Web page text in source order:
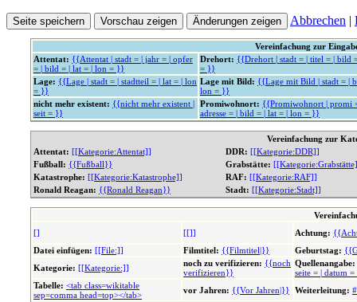
Abbrechen |
Vereinfachung zur
Attentat: {{Attentat | stadt = | jahr = | opfer
= | bild = | lat = | lon = }}
Drehort: {{Drehort | stadt = | titel = | bild
= }}
Lage: {{Lage | stadt = | stadtteil = | lat = | lon
= }}
Lage mit Bild: {{Lage mit Bild | stadt = |
lon = }}
nicht mehr existent: {{nicht mehr existent |
seit = }}
Promiwohnort: {{Promiwohnort | promi
adresse = | bild = | lat = | lon = }}
Vereinfachung zur
Attentat: [[Kategorie:Attentat]] DDR: [[Kategorie:DDR]]
Fußball: {{Fußball}} Grabstätte:
Katastrophe: [[Kategorie:Katastrophe]] RAF: [[Kategorie:RAF]]
Ronald Reagan: {{Ronald Reagan}} Stadt: [[Kategorie:Stadt]]
[]
[[]] Achtung:
Datei einfügen: [[File:]] Filmtitel: {{Filmtitel|}} Geburtstag:
Kategorie: [[Kategorie:]] noch zu verifizieren: {{noch
verifizieren}}
Quellenangabe:
seite = | datum
Tabelle: <tab class=wikitable
sep=comma head=top></tab>
vor Jahren: {{Vor Jahren|}} Weiterleitung: